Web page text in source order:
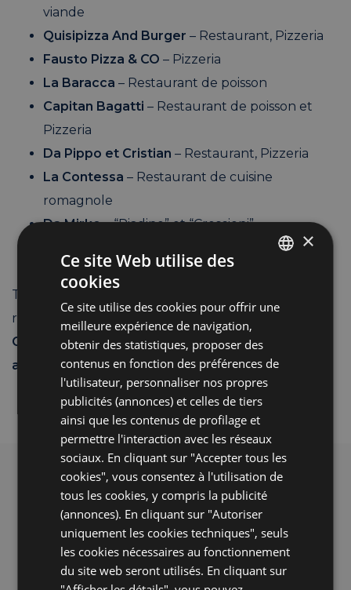
viande
Quisipizza And Burger – Restaurant, Pizzeria
Fausto Pizza & CO – Pizzeria
La Baracca – Restaurant de poisson
Capitan Bagatti – Restaurant de poisson et
Pizzeria
Da Pippo et Cristian – Restaurant, Pizzeria
La Contessa – Restaurant de cuisine
romagnole
Da Mirko– “Piadine” et “Crescioni”
Tous les clients de l’Hôtel Sampaoli jouissent d’une
réduction exclusive (de 10 à 20% de réduction)
Contactez-nous pour connaître tous les
avantages.
Offres été 2026 en B&B
en bord de mer à Bellaria
Choisissez de vous réveiller calmement et
avec un bon petit déjeuner et rejoignez
ENGLISH
GERMAN
×
Ce site Web utilise des
cookies
Ce site utilise des cookies pour offrir une
meilleure expérience de navigation,
obtenir des statistiques, proposer des
contenus en fonction des préférences de
l'utilisateur, personnaliser nos propres
publicités (annonces) et celles de tiers
ainsi que les contenus de profilage et
permettre l'interaction avec les réseaux
sociaux. En cliquant sur "Accepter tous les
cookies", vous consentez à l'utilisation de
tous les cookies, y compris la publicité
(annonces). En cliquant sur "Autoriser
uniquement les cookies techniques", seuls
les cookies nécessaires au fonctionnement
du site web seront utilisés. En cliquant sur